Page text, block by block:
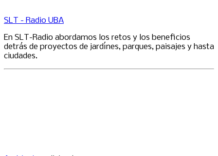
SLT - Radio UBA
En SLT-Radio abordamos los retos y los beneficios
detrás de proyectos de jardínes, parques, paisajes y hasta
ciudades.